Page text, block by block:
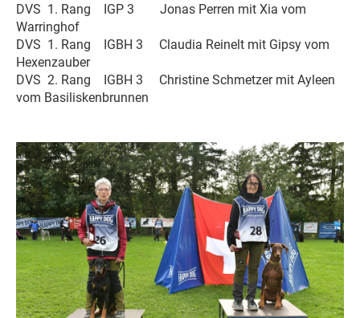
DVS 1. Rang IGP 3 Jonas Perren mit Xia vom
Warringhof
DVS 1. Rang IGBH 3 Claudia Reinelt mit Gipsy vom
Hexenzauber
DVS 2. Rang IGBH 3 Christine Schmetzer mit Ayleen
vom Basiliskenbrunnen